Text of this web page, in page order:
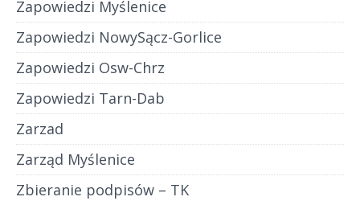
Zapowiedzi Myślenice
Zapowiedzi NowySącz-Gorlice
Zapowiedzi Osw-Chrz
Zapowiedzi Tarn-Dab
Zarzad
Zarząd Myślenice
Zbieranie podpisów – TK